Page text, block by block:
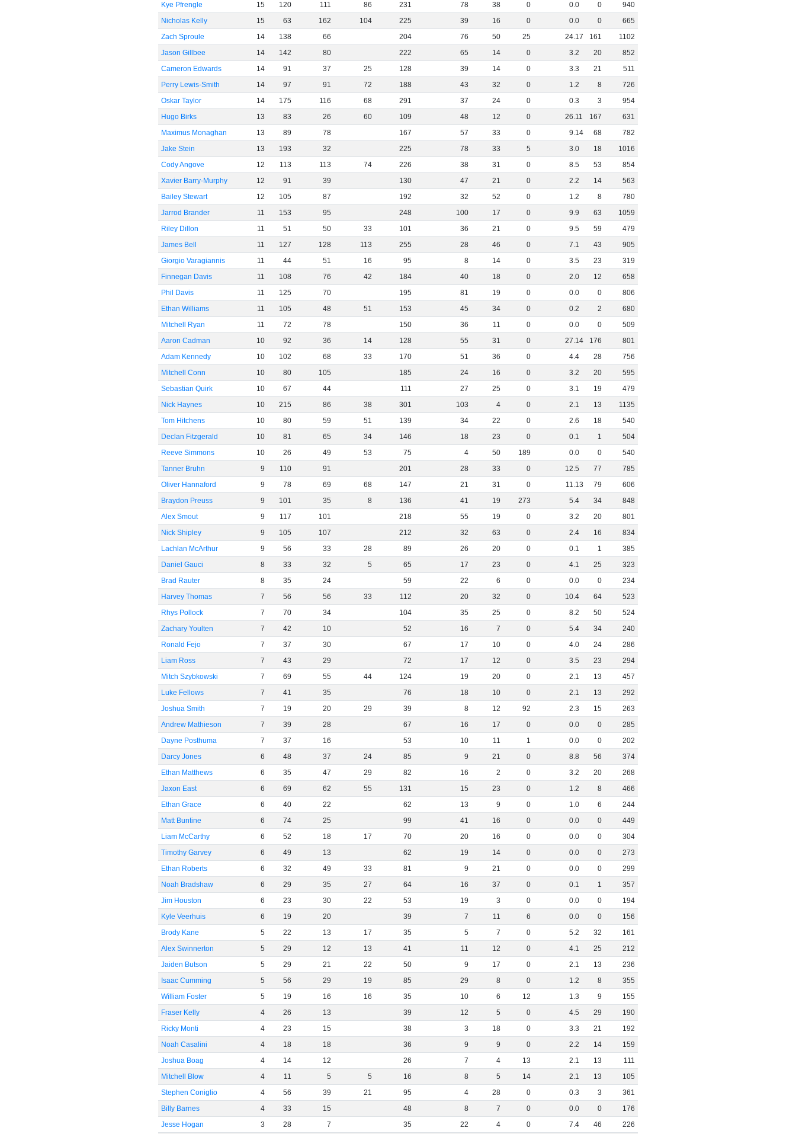
Kye Pfrengle
15 120 111 86 231 78 38 0 0.0 0
940
Nicholas Kelly
15 63 162 104 225 39 16 0 0.0 0
665
Zach Sproule
14 138 66 204 76 50 25 24.17 161
1102
Jason Gillbee
14 142 80 222 65 14 0 3.2 20
852
Cameron Edwards
14 91 37 25 128 39 14 0 3.3 21
511
Perry Lewis-Smith
14 97 91 72 188 43 32 0 1.2 8
726
Oskar Taylor
14 175 116 68 291 37 24 0 0.3 3
954
Hugo Birks
13 83 26 60 109 48 12 0 26.11 167
631
Maximus Monaghan
13 89 78 167 57 33 0 9.14 68
782
Jake Stein
13 193 32 225 78 33 5 3.0 18
1016
Cody Angove
12 113 113 74 226 38 31 0 8.5 53
854
Xavier Barry-Murphy
12 91 39 130 47 21 0 2.2 14
563
Bailey Stewart
12 105 87 192 32 52 0 1.2 8
780
Jarrod Brander
11 153 95 248 100 17 0 9.9 63
1059
Riley Dillon
11 51 50 33 101 36 21 0 9.5 59
479
James Bell
11 127 128 113 255 28 46 0 7.1 43
905
Giorgio Varagiannis
11 44 51 16 95 8 14 0 3.5 23
319
Finnegan Davis
11 108 76 42 184 40 18 0 2.0 12
658
Phil Davis
11 125 70 195 81 19 0 0.0 0
806
Ethan Williams
11 105 48 51 153 45 34 0 0.2 2
680
Mitchell Ryan
11 72 78 150 36 11 0 0.0 0
509
Aaron Cadman
10 92 36 14 128 55 31 0 27.14 176
801
Adam Kennedy
10 102 68 33 170 51 36 0 4.4 28
756
Mitchell Conn
10 80 105 185 24 16 0 3.2 20
595
Sebastian Quirk
10 67 44 111 27 25 0 3.1 19
479
Nick Haynes
10 215 86 38 301 103 4 0 2.1 13
1135
Tom Hitchens
10 80 59 51 139 34 22 0 2.6 18
540
Declan Fitzgerald
10 81 65 34 146 18 23 0 0.1 1
504
Reeve Simmons
10 26 49 53 75 4 50 189 0.0 0
540
Tanner Bruhn
9 110 91 201 28 33 0 12.5 77
785
Oliver Hannaford
9 78 69 68 147 21 31 0 11.13 79
606
Braydon Preuss
9 101 35 8 136 41 19 273 5.4 34
848
Alex Smout
9 117 101 218 55 19 0 3.2 20
801
Nick Shipley
9 105 107 212 32 63 0 2.4 16
834
Lachlan McArthur
9 56 33 28 89 26 20 0 0.1 1
385
Daniel Gauci
8 33 32 5 65 17 23 0 4.1 25
323
Brad Rauter
8 35 24 59 22 6 0 0.0 0
234
Harvey Thomas
7 56 56 33 112 20 32 0 10.4 64
523
Rhys Pollock
7 70 34 104 35 25 0 8.2 50
524
Zachary Youlten
7 42 10 52 16 7 0 5.4 34
240
Ronald Fejo
7 37 30 67 17 10 0 4.0 24
286
Liam Ross
7 43 29 72 17 12 0 3.5 23
294
Mitch Szybkowski
7 69 55 44 124 19 20 0 2.1 13
457
Luke Fellows
7 41 35 76 18 10 0 2.1 13
292
Joshua Smith
7 19 20 29 39 8 12 92 2.3 15
263
Andrew Mathieson
7 39 28 67 16 17 0 0.0 0
285
Dayne Posthuma
7 37 16 53 10 11 1 0.0 0
202
Darcy Jones
6 48 37 24 85 9 21 0 8.8 56
374
Ethan Matthews
6 35 47 29 82 16 2 0 3.2 20
268
Jaxon East
6 69 62 55 131 15 23 0 1.2 8
466
Ethan Grace
6 40 22 62 13 9 0 1.0 6
244
Matt Buntine
6 74 25 99 41 16 0 0.0 0
449
Liam McCarthy
6 52 18 17 70 20 16 0 0.0 0
304
Timothy Garvey
6 49 13 62 19 14 0 0.0 0
273
Ethan Roberts
6 32 49 33 81 9 21 0 0.0 0
299
Noah Bradshaw
6 29 35 27 64 16 37 0 0.1 1
357
Jim Houston
6 23 30 22 53 19 3 0 0.0 0
194
Kyle Veerhuis
6 19 20 39 7 11 6 0.0 0
156
Brody Kane
5 22 13 17 35 5 7 0 5.2 32
161
Alex Swinnerton
5 29 12 13 41 11 12 0 4.1 25
212
Jaiden Butson
5 29 21 22 50 9 17 0 2.1 13
236
Isaac Cumming
5 56 29 19 85 29 8 0 1.2 8
355
William Foster
5 19 16 16 35 10 6 12 1.3 9
155
Fraser Kelly
4 26 13 39 12 5 0 4.5 29
190
Ricky Monti
4 23 15 38 3 18 0 3.3 21
192
Noah Casalini
4 18 18 36 9 9 0 2.2 14
159
Joshua Boag
4 14 12 26 7 4 13 2.1 13
111
Mitchell Blow
4 11 5 5 16 8 5 14 2.1 13
105
Stephen Coniglio
4 56 39 21 95 4 28 0 0.3 3
361
Billy Barnes
4 33 15 48 8 7 0 0.0 0
176
Jesse Hogan
3 28 7 35 22 4 0 7.4 46 226